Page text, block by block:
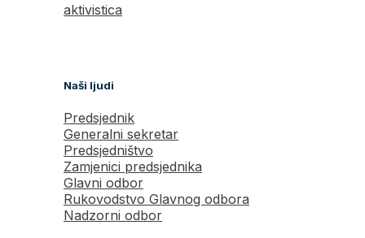
aktivistica
Naši ljudi
Predsjednik
Generalni sekretar
Predsjedništvo
Zamjenici predsjednika
Glavni odbor
Rukovodstvo Glavnog odbora
Nadzorni odbor